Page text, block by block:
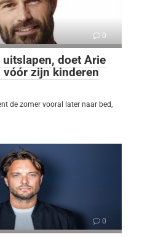
0
doet Arie
vóór zijn kinderen
de zomer vooral later naar bed,
0